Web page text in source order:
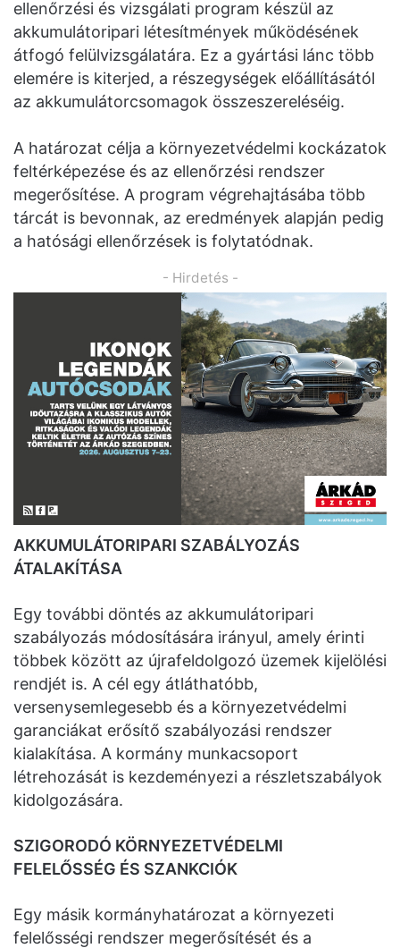
ellenőrzési és vizsgálati program készül az
akkumulátoripari létesítmények működésének
átfogó felülvizsgálatára. Ez a gyártási lánc több
elemére is kiterjed, a részegységek előállításától
az akkumulátorcsomagok összeszereléséig.
A határozat célja a környezetvédelmi kockázatok
feltérképezése és az ellenőrzési rendszer
megerősítése. A program végrehajtásába több
tárcát is bevonnak, az eredmények alapján pedig
a hatósági ellenőrzések is folytatódnak.
- Hirdetés -
AKKUMULÁTORIPARI SZABÁLYOZÁS
ÁTALAKÍTÁSA
Egy további döntés az akkumulátoripari
szabályozás módosítására irányul, amely érinti
többek között az újrafeldolgozó üzemek kijelölési
rendjét is. A cél egy átláthatóbb,
versenysemlegesebb és a környezetvédelmi
garanciákat erősítő szabályozási rendszer
kialakítása. A kormány munkacsoport
létrehozását is kezdeményezi a részletszabályok
kidolgozására.
SZIGORODÓ KÖRNYEZETVÉDELMI
FELELŐSSÉG ÉS SZANKCIÓK
Egy másik kormányhatározat a környezeti
felelősségi rendszer megerősítését és a